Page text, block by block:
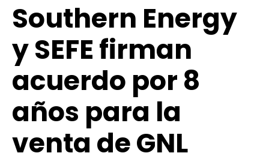
Southern Energy
y SEFE firman
acuerdo por 8
años para la
venta de GNL